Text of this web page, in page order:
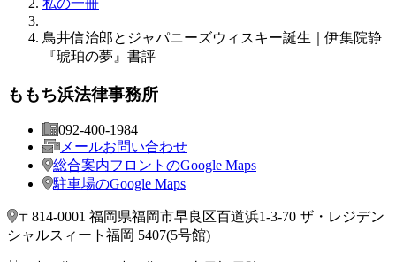
鳥井信治郎とジャパニーズウィスキー誕生｜伊集院静
『琥珀の夢』書評
ももち浜法律事務所
092-400-1984
メールお問い合わせ
総合案内フロントのGoogle Maps
駐車場のGoogle Maps
〒814-0001 福岡県福岡市早良区百道浜1-3-70 ザ・レジデン
シャルスィート福岡 5407(5号館)